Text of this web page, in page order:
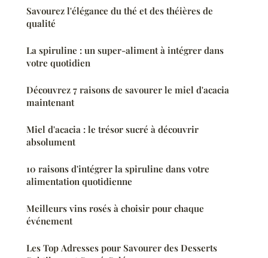
Savourez l'élégance du thé et des théières de
qualité
La spiruline : un super-aliment à intégrer dans
votre quotidien
Découvrez 7 raisons de savourer le miel d'acacia
maintenant
Miel d'acacia : le trésor sucré à découvrir
absolument
10 raisons d'intégrer la spiruline dans votre
alimentation quotidienne
Meilleurs vins rosés à choisir pour chaque
événement
Les Top Adresses pour Savourer des Desserts